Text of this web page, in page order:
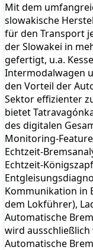
Mit dem
slowakische
für den Transport
der Slowakei in
gefertigt, u.a.
Intermodalwagen
den Vorteil der
Sektor effizienter
bietet
des digitalen
Monitoring-
Echtzeit-
Echtzeit-
Kommunikation in
dem Lokführer),
Automatische
wird ausschließlich
Automatische